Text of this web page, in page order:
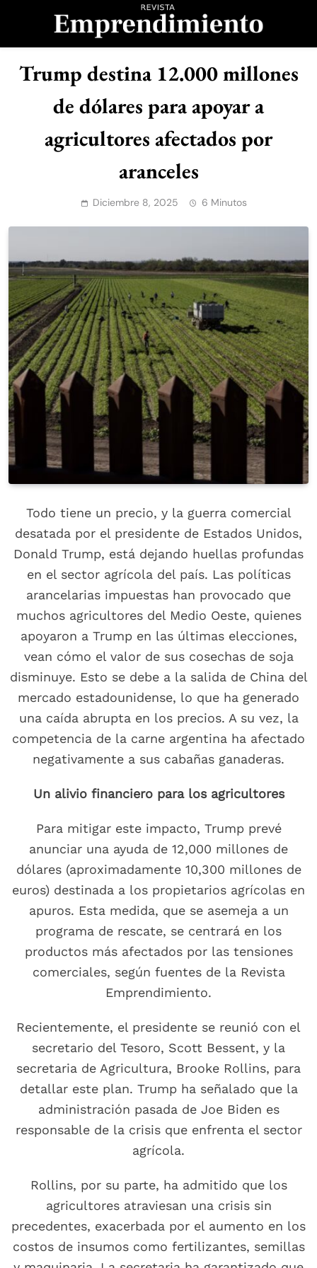
Revista
Emprendimiento
Trump destina 12.000 millones
de dólares para apoyar a
agricultores afectados por
aranceles
Diciembre 8, 2025 6 Minutos
Todo tiene un precio, y la guerra comercial
desatada por el presidente de Estados Unidos,
Donald Trump, está dejando huellas profundas
en el sector agrícola del país. Las políticas
arancelarias impuestas han provocado que
muchos agricultores del Medio Oeste, quienes
apoyaron a Trump en las últimas elecciones,
vean cómo el valor de sus cosechas de soja
disminuye. Esto se debe a la salida de China del
mercado estadounidense, lo que ha generado
una caída abrupta en los precios. A su vez, la
competencia de la carne argentina ha afectado
negativamente a sus cabañas ganaderas.
Un alivio financiero para los agricultores
Para mitigar este impacto, Trump prevé
anunciar una ayuda de 12,000 millones de
dólares (aproximadamente 10,300 millones de
euros) destinada a los propietarios agrícolas en
apuros. Esta medida, que se asemeja a un
programa de rescate, se centrará en los
productos más afectados por las tensiones
comerciales, según fuentes de la Revista
Emprendimiento.
Recientemente, el presidente se reunió con el
secretario del Tesoro, Scott Bessent, y la
secretaria de Agricultura, Brooke Rollins, para
detallar este plan. Trump ha señalado que la
administración pasada de Joe Biden es
responsable de la crisis que enfrenta el sector
agrícola.
Rollins, por su parte, ha admitido que los
agricultores atraviesan una crisis sin
precedentes, exacerbada por el aumento en los
costos de insumos como fertilizantes, semillas